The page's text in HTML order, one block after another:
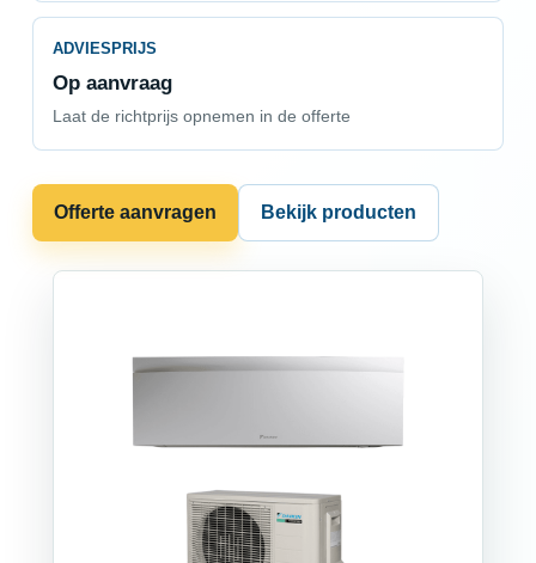
ADVIESPRIJS
Op aanvraag
Laat de richtprijs opnemen in de offerte
Offerte aanvragen Bekijk producten